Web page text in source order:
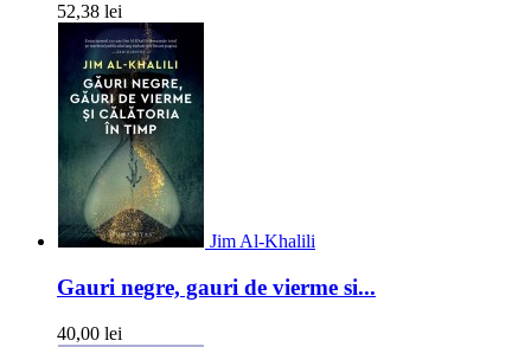
52,38 lei
Jim Al-Khalili
Gauri negre, gauri de vierme si...
40,00 lei